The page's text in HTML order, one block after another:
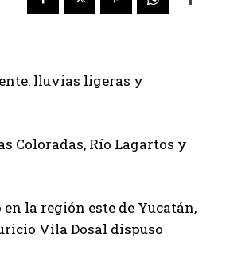
lluvias ligeras y
Coloradas, Río Lagartos y
la región este de Yucatán,
Vila Dosal dispuso